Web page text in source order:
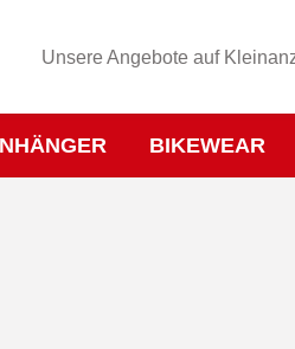
Unsere Angebote auf
BIKEWEAR